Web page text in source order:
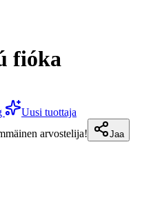
fióka
Uusi tuottaja
arvostelija! Jaa